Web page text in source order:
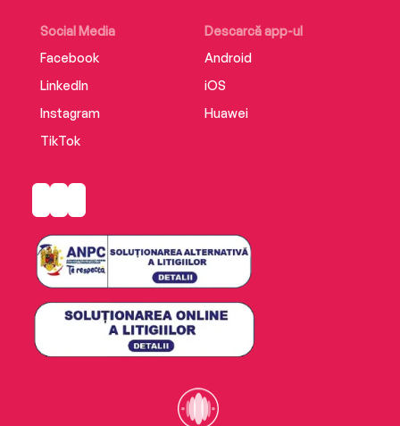
Social Media
Facebook
LinkedIn
Instagram
TikTok
Descarcă app-ul
Android
iOS
Huawei